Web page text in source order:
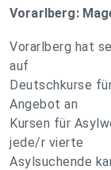
Vorarlberg:
Vorarlberg hat
auf
Deutschkurse
Angebot an
Kursen für
jede/r vierte
Asylsuchende